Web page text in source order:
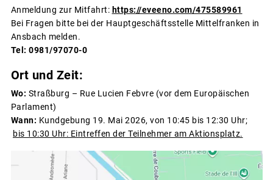
Anmeldung zur Mitfahrt: https://eveeno.com/475589961
Bei Fragen bitte bei der Hauptgeschäftsstelle Mittelfranken in
Ansbach melden.
Tel: 0981/97070-0
Ort und Zeit:
Wo: Straßburg – Rue Lucien Febvre (vor dem Europäischen
Parlament)
Wann: Kundgebung 19. Mai 2026, von 10:45 bis 12:30 Uhr;
bis 10:30 Uhr: Eintreffen der Teilnehmer am Aktionsplatz.